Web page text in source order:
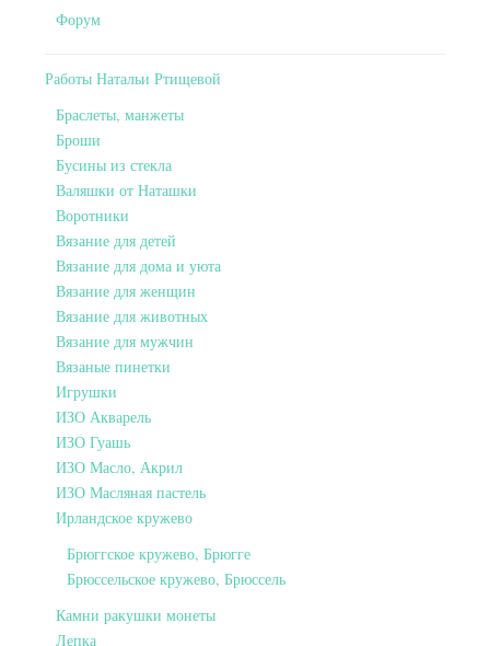
Форум
Работы Натальи Ртищевой
Браслеты, манжеты
Броши
Бусины из стекла
Валяшки от Наташки
Воротники
Вязание для детей
Вязание для дома и уюта
Вязание для женщин
Вязание для животных
Вязание для мужчин
Вязаные пинетки
Игрушки
ИЗО Акварель
ИЗО Гуашь
ИЗО Масло, Акрил
ИЗО Масляная пастель
Ирландское кружево
Брюггское кружево, Брюгге
Брюссельское кружево, Брюссель
Камни ракушки монеты
Лепка